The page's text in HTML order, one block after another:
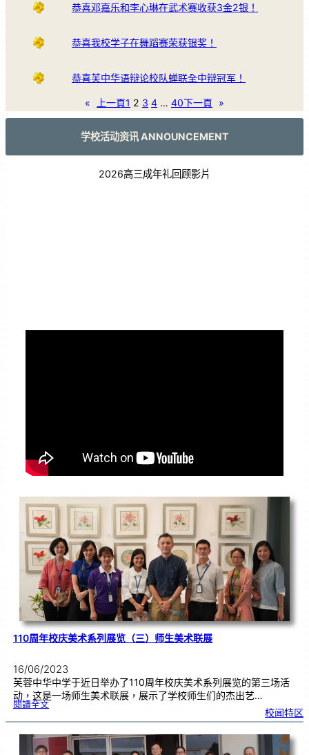
恭喜邓嘉乐和李心琳在武术赛收获3金2银！
恭喜我校学子在舞蹈赛荣获银奖！
恭喜芙中华语辩论校队蝉联全中辩冠军！
« 上一頁1 2 3 4 … 40下一頁 »
学校活动资讯 ANNOUNCEMENT
2026高三成年礼回顾影片
110周年校庆美术系列展览（三）师生美术联展
16/06/2023
芙蓉中华中学于近日举办了110周年校庆美术系列展览的第三场活
动，这是一场师生美术联展，展示了学校师生们的杰出艺…
閱讀全文:
1
周
校
庆
系
校闻特区